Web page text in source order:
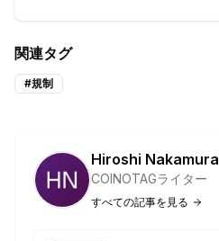
関連タグ
#規制
Hiroshi Nakamura
COINOTAGライター
すべての記事を見る